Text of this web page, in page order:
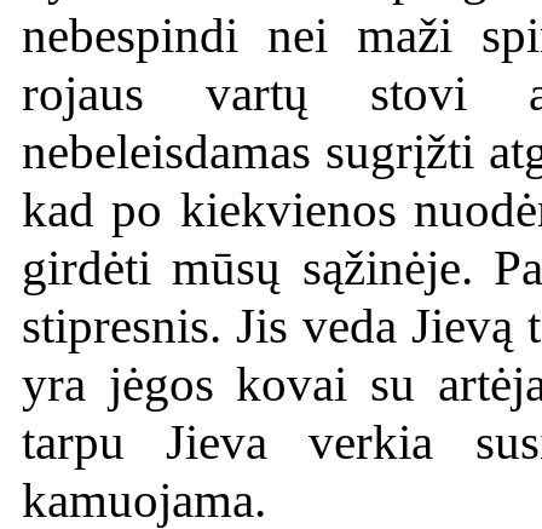
nebespindi nei maži
rojaus vartų stovi
nebeleisdamas sugrįžti
kad po kiekvienos
girdėti mūsų sąžinėje.
stipresnis. Jis veda
yra jėgos kovai su
tarpu Jieva verkia
kamuojama.